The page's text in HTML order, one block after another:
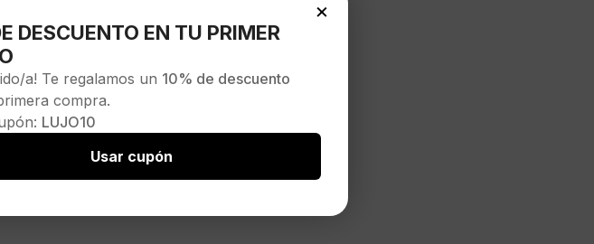
negro
×
DESCUENTO EN TU PRIMER
a! Te regalamos un 10% de descuento
compra.
LUJO10
Usar cupón